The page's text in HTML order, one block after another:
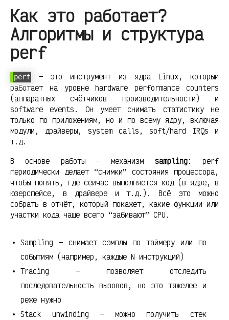
Как это работает?
Алгоритмы и структура
perf
perf
— это инструмент из ядра Linux, который
работает на уровне hardware performance counters
(аппаратных счётчиков производительности) и
software events. Он умеет снимать статистику не
только по приложениям, но и по всему ядру, включая
модули, драйверы, system calls, soft/hard IRQs и
т.д.
В основе работы — механизм sampling: perf
периодически делает “снимки” состояния процессора,
чтобы понять, где сейчас выполняется код (в ядре, в
юзерспейсе, в драйвере и т.д.). Всё это можно
собрать в отчёт, который покажет, какие функции или
участки кода чаще всего “забивают” CPU.
Sampling — снимает сэмплы по таймеру или по
событиям (например, каждые N инструкций)
Tracing — позволяет отследить
последовательность вызовов, но это тяжелее и
реже нужно
Stack unwinding — можно получить стек